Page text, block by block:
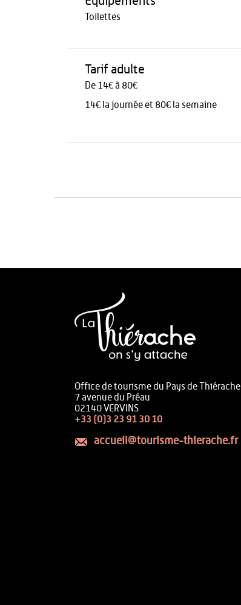
Toilettes
Tarif adulte
De 14€ à 80€
14€ la journée et 80€ la semaine
Office de tourisme du Pays de Thiérache
7 avenue du Préau
02140 VERVINS
+33 (0)3 23 91 30 10
accueil@tourisme-thierache.fr